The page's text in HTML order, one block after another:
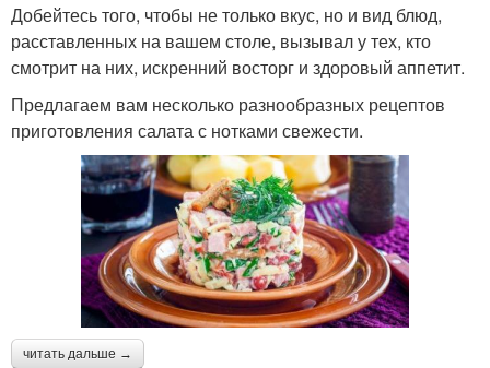
Добейтесь того, чтобы не только вкус, но и вид блюд,
расставленных на вашем столе, вызывал у тех, кто
смотрит на них, искренний восторг и здоровый аппетит.
Предлагаем вам несколько разнообразных рецептов
приготовления салата с нотками свежести.
читать дальше →